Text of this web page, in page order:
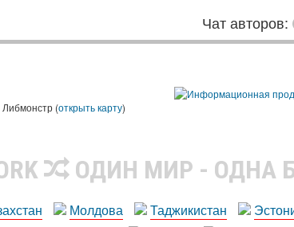
Чат авторов:
Либмонстр (открыть карту)
ОДИН МИР - ОДНА
Молдова Таджикистан